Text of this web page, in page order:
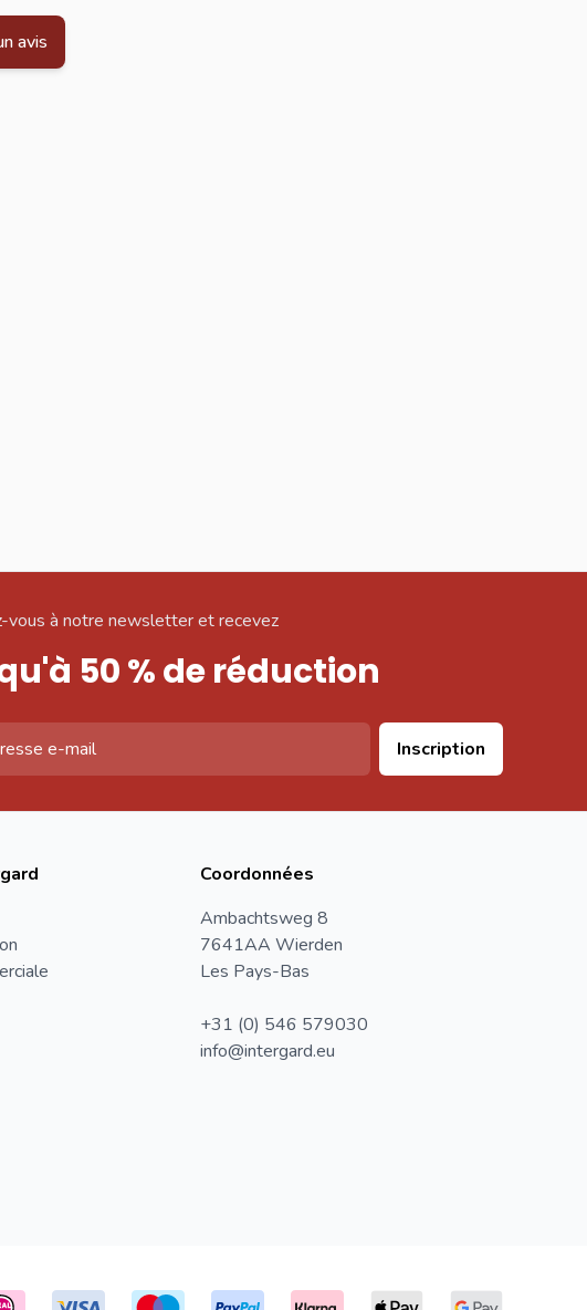
avis
vous à notre newsletter et recevez
50 % de réduction
Inscription
Coordonnées
Ambachtsweg 8
7641AA Wierden
Les Pays-Bas
+31 (0) 546 579030
info@intergard.eu